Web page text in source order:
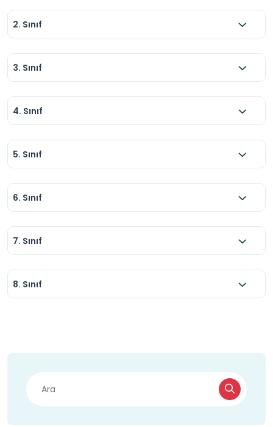
•	Evcil hayvan getirmek uygun değildir (çiftlik
kurallarına bağlıdır).
2. Sınıf
3. Sınıf
4. Sınıf
5. Sınıf
6. Sınıf
7. Sınıf
8. Sınıf